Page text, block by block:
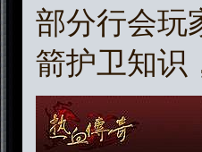
部分行会玩
箭护卫知识